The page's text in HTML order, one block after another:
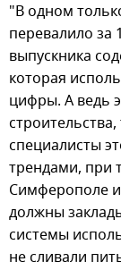
"В одном
перевалило за
выпускника
которая
цифры. А ведь
специалисты
трендами, при
Симферополе
должны
системы
не сливали